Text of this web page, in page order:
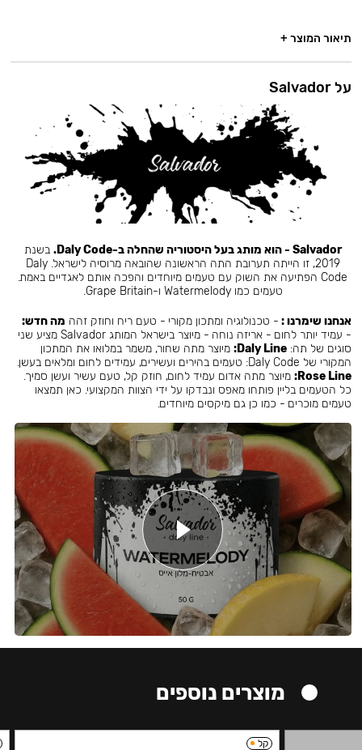
תיאור המוצר +
על Salvador
Salvador - הוא מותג בעל היסטוריה שהחלה ב-Daly Code.
בשנת
2019, זו הייתה תערובת התה הראשונה שהובאה מרוסיה לישראל. Daly
Code הפתיעה את השוק עם טעמים מיוחדים והפכה אותם לאגדיים באמת.
טעמים כמו Watermelody ו-Grape Britain.
אנחנו שימרנו : - טכנולוגיה ומתכון מקורי - טעם ריח וחוזק זהה מה חדש:
- עמיד יותר לחום - אריזה נוחה - מיוצר בישראל המותג Salvador מציע שני
סוגים של תה:Daly Line: מיוצר מתה שחור, משמר במלואו את המתכון
המקורי של Daly Code: טעמים בהירים ועשירים, עמידים לחום ומלאים בעשן.
Rose Line: מיוצר מתה אדום עמיד לחום, חוזק קל, טעם עשיר ועשן סמיך.
כל הטעמים בליין פותחו מאפס ונבדקו על ידי הצוות המקצועי. כאן תמצאו
טעמים מוכרים - כמו כן גם מיקסים מיוחדים.
מוצרים נוספים
קל